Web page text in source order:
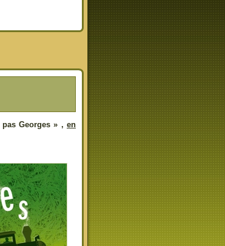
Georges » , en